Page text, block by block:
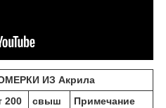
ИЗ Акрила
200
свыш
Примечание